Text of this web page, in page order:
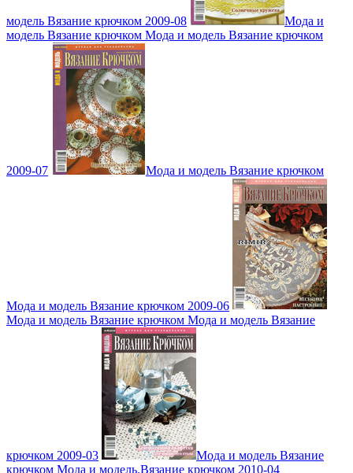
модель Вязание крючком 2009-08
Мода и
модель Вязание крючком Мода и модель Вязание крючком
2009-07 Мода и модель Вязание крючком
Мода и модель Вязание крючком 2009-06
Мода и модель Вязание крючком Мода и модель Вязание
крючком 2009-03
Мода и модель Вязание
крючком Мода и модель.Вязание крючком 2010-04